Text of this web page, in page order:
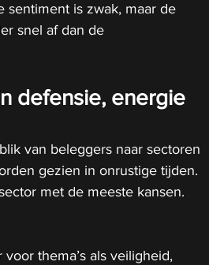
sentiment is zwak, maar de
snel af dan de
defensie, energie
van beleggers naar sectoren
gezien in onrustige tijden.
met de meeste kansen.
thema’s als veiligheid,